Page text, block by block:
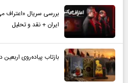
بررسی سریال «اعتراف
ایران + نقد و تحلیل
بازتاب پیاده‌روی اربعین